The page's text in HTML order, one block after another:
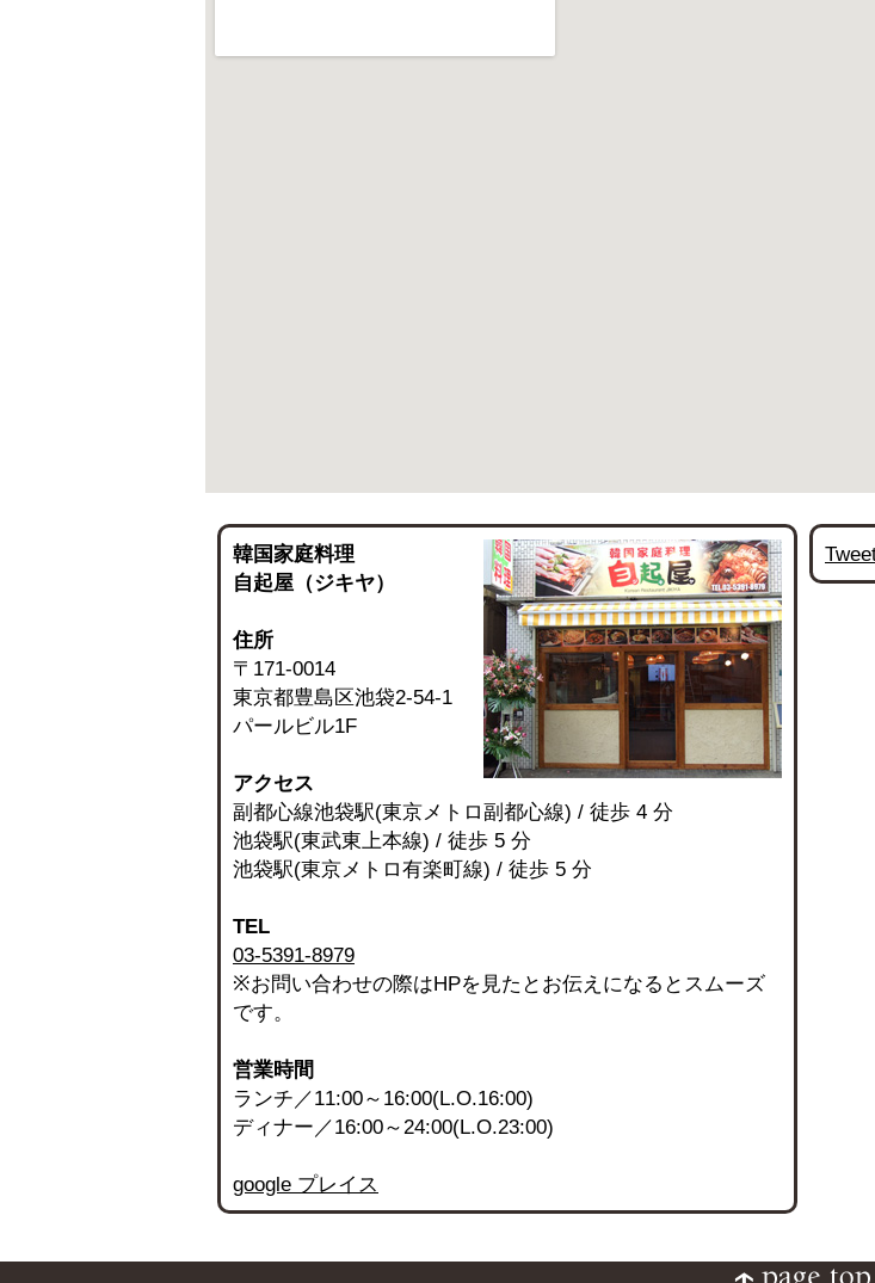
韓国家庭料理
自起屋（ジキヤ）
住所
〒171-0014
東京都豊島区池袋2-54-1
パールビル1F
アクセス
副都心線池袋駅(東京メトロ副都心線) / 徒歩 4 分
池袋駅(東武東上本線) / 徒歩 5 分
池袋駅(東京メトロ有楽町線) / 徒歩 5 分
TEL
03-5391-8979
※お問い合わせの際はHPを見たとお伝えになるとスムーズ
です。
営業時間
ランチ／11:00～16:00(L.O.16:00)
ディナー／16:00～24:00(L.O.23:00)
google プレイス